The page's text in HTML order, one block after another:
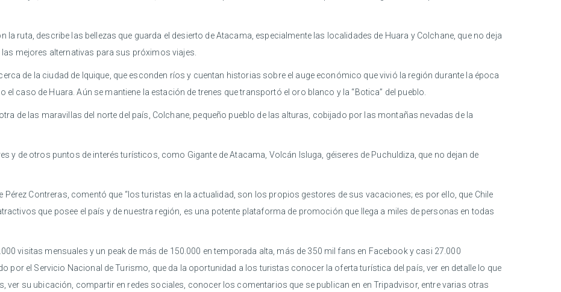
la ruta, describe las bellezas que guarda el desierto de Atacama, especialmente las localidades de Huara y Colchane, que no deja
mejores alternativas para sus próximos viajes.
de la ciudad de Iquique, que esconden ríos y cuentan historias sobre el auge económico que vivió la región durante la época
caso de Huara. Aún se mantiene la estación de trenes que transportó el oro blanco y la “Botica” del pueblo.
de las maravillas del norte del país, Colchane, pequeño pueblo de las alturas, cobijado por las montañas nevadas de la
y de otros puntos de interés turísticos, como Gigante de Atacama, Volcán Isluga, géiseres de Puchuldiza, que no dejan de
Pérez Contreras, comentó que “los turistas en la actualidad, son los propios gestores de sus vacaciones; es por ello, que Chile
que posee el país y de nuestra región, es una potente plataforma de promoción que llega a miles de personas en todas
visitas mensuales y un peak de más de 150.000 en temporada alta, más de 350 mil fans en Facebook y casi 27.000
por el Servicio Nacional de Turismo, que da la oportunidad a los turistas conocer la oferta turística del país, ver en detalle lo que
ver su ubicación, compartir en redes sociales, conocer los comentarios que se publican en en Tripadvisor, entre varias otras